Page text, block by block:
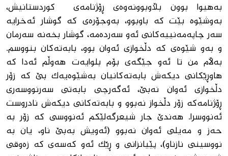
بەهیوا بوون بڵاوبوونەوەی ڕۆژنامەی کوردستانیش،
بەوشێوە بێت کە باوبوو، بەوجۆرەی کە گوشار ئەخرایە
سەر چاپەمەنییەکانی ئەو سەردەمە، گوشار بخەنە سەرمان
و بەو شێوەی کە دڵخوازی ئەوان بوو، بابەتەکان بنووسم.
بەڵام من تا ئەو جێگەی بۆم بلوایەت هەوڵم ئەدا کە
هاوڕێکانی دیکەش بابەتەکانیان بەشێوەیەک بێ کە زۆر
دڵخوازی ئەوان نەبێ، ئەگەرچی بابەتی سەرنووسەری
ڕۆژنامەکە زۆر دڵخواز نەبوو و بابەتەکانی دیکەش نادروست
ئەنووسرا. هەندێ جار شیعرگەلێکم ئەنووسی کە زۆر بە
حەز و مەیلی ئەوان نەبوو (ئەویش بەبێ ناو، یان بە
نووسینی نازناو)، پێیانزانی و ڕێك ئەو کەسەی کە زەوقی